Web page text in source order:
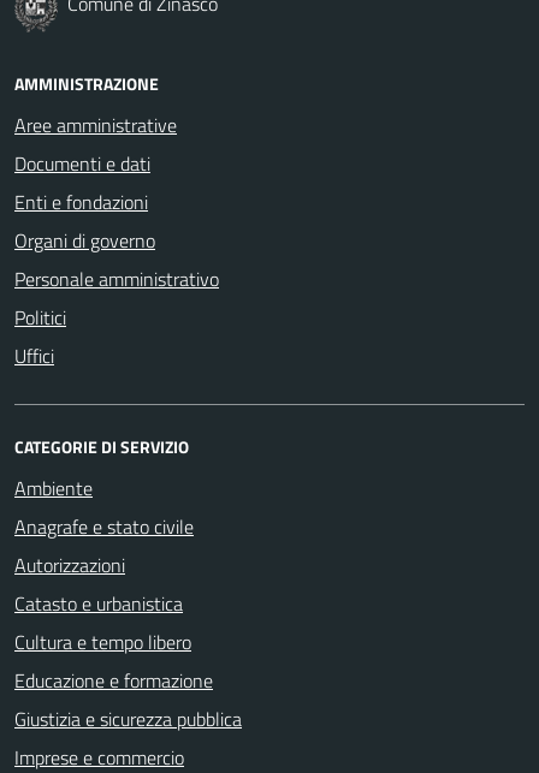
AMMINISTRAZIONE
Aree amministrative
Documenti e dati
Enti e fondazioni
Organi di governo
Personale amministrativo
Politici
Uffici
CATEGORIE DI SERVIZIO
Ambiente
Anagrafe e stato civile
Autorizzazioni
Catasto e urbanistica
Cultura e tempo libero
Educazione e formazione
Giustizia e sicurezza pubblica
Imprese e commercio